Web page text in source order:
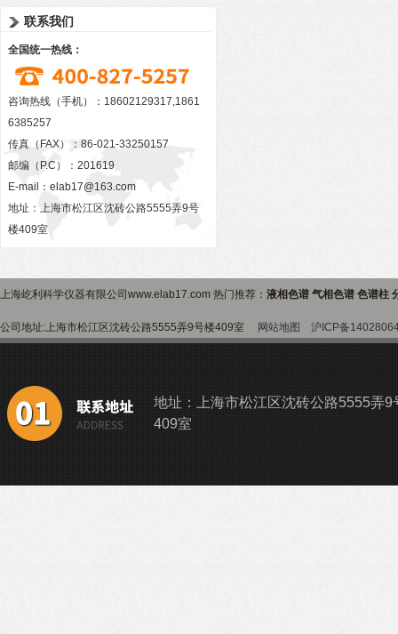
联系我们
全国统一热线：
咨询热线（手机）：18602129317,1861
6385257
传真（FAX）：86-021-33250157
邮编（P.C）：201619
E-mail： elab17@163.com
地址：上海市松江区沈砖公路5555弄9号
楼409室
上海屹利科学仪器有限公司www.elab17.com 热门推荐： 液相色谱 气相色谱 色谱柱
公司地址:上海市松江区沈砖公路5555弄9号楼409室 网站地图 沪ICP备
地址：上海市松江区沈砖公路5555弄9
409室